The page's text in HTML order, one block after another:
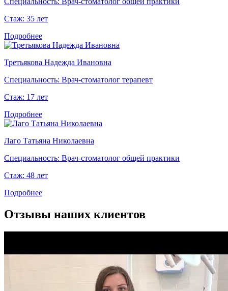
Стаж: 35 лет
Подробнее
Третьякова Надежда Ивановна
Специальность: Врач-стоматолог терапевт
Стаж: 17 лет
Подробнее
Лаго Татьяна Николаевна
Специальность: Врач-стоматолог общей практики
Стаж: 48 лет
Подробнее
Отзывы наших клиентов